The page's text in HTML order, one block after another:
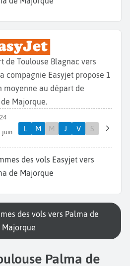
de Toulouse Blagnac vers
compagnie Easyjet propose 1
moyenne au départ de
Majorque.
juin
L M M J V S
de Majorque
Majorque
Palma de